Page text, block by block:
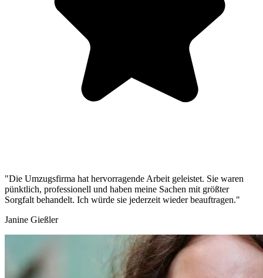
"Die Umzugsfirma hat hervorragende Arbeit geleistet. Sie waren
pünktlich, professionell und haben meine Sachen mit größter
Sorgfalt behandelt. Ich würde sie jederzeit wieder beauftragen."
Janine Gießler